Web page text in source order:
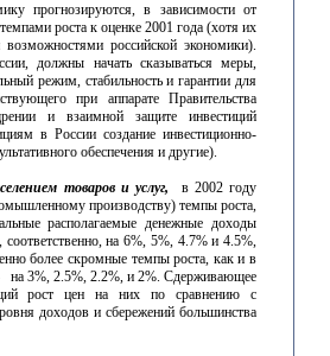
прогнозируются, в зависимости от
роста к оценке 2001 года (хотя их
российской экономики).
должны начать сказываться меры,
режим, стабильность и гарантии для
при аппарате Правительства
и взаимной защите инвестиций
в России создание инвестиционно-
обеспечения и другие).
товаров и услуг,
в 2002 году
производству) темпы роста,
располагаемые денежные доходы
соответственно, на 6%, 5%, 4.7% и 4.5%,
более скромные темпы роста, как и в
на 3%, 2.5%, 2.2%, и 2%. Сдерживающее
рост цен на них по сравнению с
доходов и сбережений большинства